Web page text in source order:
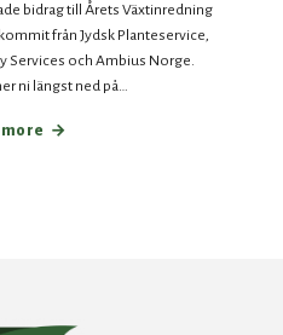
bidrag till Årets Växtinredning
från Jydsk Planteservice,
Services och Ambius Norge.
ni längst ned på…
more